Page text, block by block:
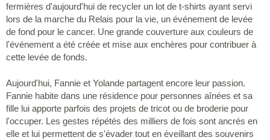
fermières d'aujourd'hui de recycler un lot de t-shirts ayant servi
lors de la marche du Relais pour la vie, un événement de levée
de fond pour le cancer. Une grande couverture aux couleurs de
l'événement a été créée et mise aux enchères pour contribuer à
cette levée de fonds.
Aujourd'hui, Fannie et Yolande partagent encore leur passion.
Fannie habite dans une résidence pour personnes aînées et sa
fille lui apporte parfois des projets de tricot ou de broderie pour
l'occuper. Les gestes répétés des milliers de fois sont ancrés en
elle et lui permettent de s'évader tout en éveillant des souvenirs